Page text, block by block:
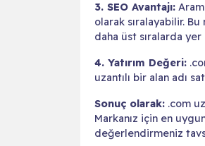
3. SEO Avantajı:
olarak sıralayabilir.
daha üst sıralarda
4. Yatırım Değeri:
uzantılı bir alan adı
Sonuç olarak: .com
Markanız için en
değerlendirmeniz